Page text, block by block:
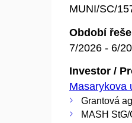
MUNI/SC/
Období
7/2026 - 6/
Investor /
Masarykova
Grantová
MASH